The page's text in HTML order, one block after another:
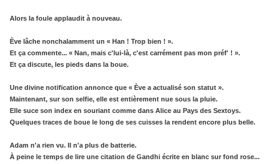
Alors la foule applaudit à nouveau.
Ève lâche nonchalamment un « Han ! Trop bien ! ».
Et ça commente... « Nan, mais c'lui-là, c'est carrément pas mon préf' ! ».
Et ça discute, les pieds dans la boue.
Une divine notification annonce que « Ève a actualisé son statut ».
Maintenant, sur son selfie, elle est entièrement nue sous la pluie.
Elle suce son index en souriant comme dans Alice au Pays des Sextoys.
Quelques traces de boue le long de ses cuisses la rendent encore plus belle.
Adam n'a rien vu. Il n'a plus de batterie.
À peine le temps de lire une citation de Gandhi écrite en blanc sur fond rose...